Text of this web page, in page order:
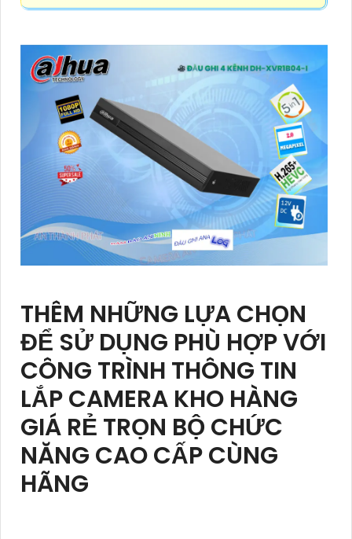
THÊM NHỮNG LỰA CHỌN
ĐỂ SỬ DỤNG PHÙ HỢP VỚI
CÔNG TRÌNH THÔNG TIN
LẮP CAMERA KHO HÀNG
GIÁ RẺ TRỌN BỘ CHỨC
NĂNG CAO CẤP CÙNG
HÃNG